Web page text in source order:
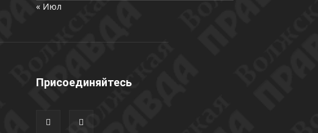
« Июл
Присоединяйтесь